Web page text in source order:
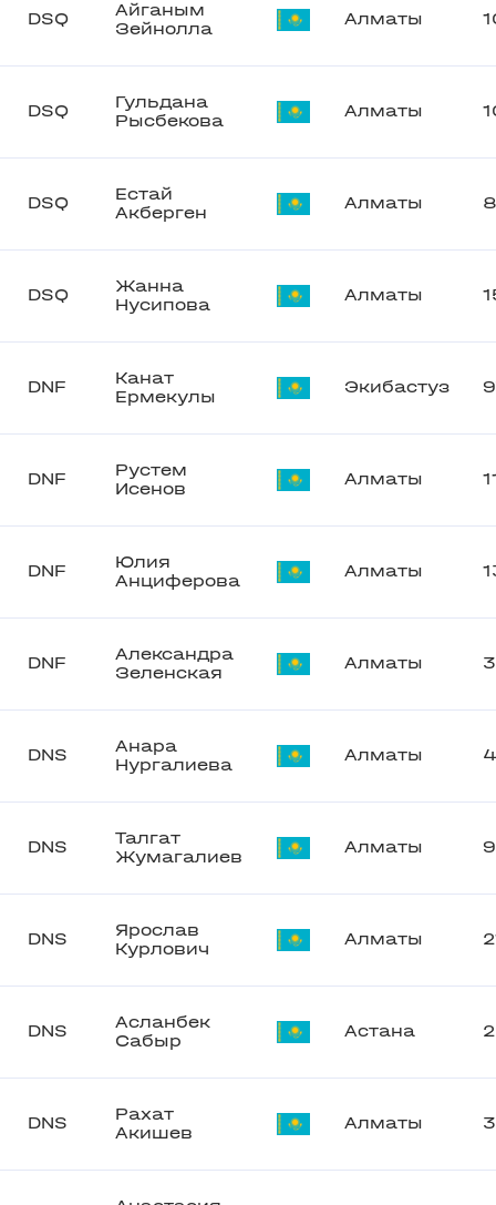
DSQ
Айганым
Зейнолла
Алматы
DSQ
Гульдана
Рысбекова
Алматы
DSQ
Естай
Акберген
Алматы
DSQ
Жанна
Нусипова
Алматы
DNF
Канат
Ермекулы
Экибастуз
DNF
Рустем
Исенов
Алматы
DNF
Юлия
Анциферова
Алматы
DNF
Александра
Зеленская
Алматы
DNS
Анара
Нургалиева
Алматы 4
DNS
Талгат
Жумагалиев
Алматы 9
DNS
Ярослав
Курлович
Алматы
DNS
Асланбек
Сабыр
Астана
DNS
Рахат
Акишев
Алматы